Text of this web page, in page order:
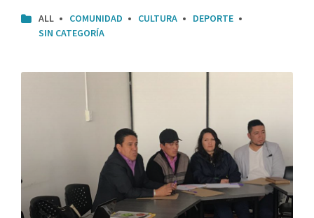
ALL COMUNIDAD CULTURA
DEPORTE
SIN CATEGORÍA